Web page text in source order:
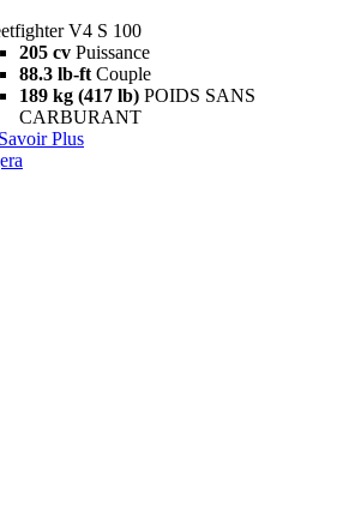
V4 S 100
205 cv Puissance
88.3 lb-ft Couple
189 kg (417 lb) POIDS SANS
CARBURANT
Plus